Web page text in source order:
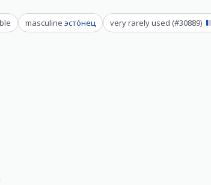
masculine эсто́нец very rarely used (#30889)